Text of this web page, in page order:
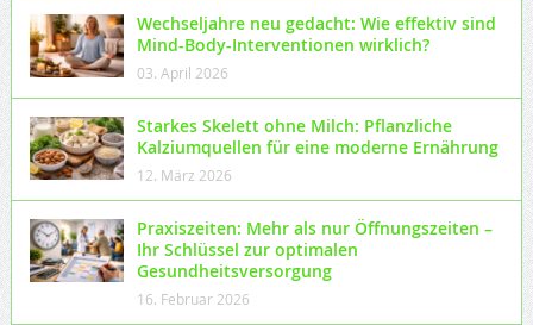
Wechseljahre neu gedacht: Wie effektiv sind
Mind-Body-Interventionen wirklich?
03. April 2026
Starkes Skelett ohne Milch: Pflanzliche
Kalziumquellen für eine moderne Ernährung
12. März 2026
Praxiszeiten: Mehr als nur Öffnungszeiten –
Ihr Schlüssel zur optimalen
Gesundheitsversorgung
16. Februar 2026